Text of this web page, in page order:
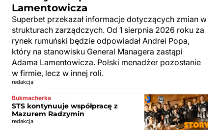
Lamentowicza
Superbet przekazał informacje dotyczących zmian w
strukturach zarządczych. Od 1 sierpnia 2026 roku za
rynek rumuński będzie odpowiadał Andrei Popa,
który na stanowisku General Managera zastąpi
Adama Lamentowicza. Polski menadżer pozostanie
w firmie, lecz w innej roli.
redakcja
Bukmacherka
STS kontynuuje współpracę z
Mazurem Radzymin
redakcja